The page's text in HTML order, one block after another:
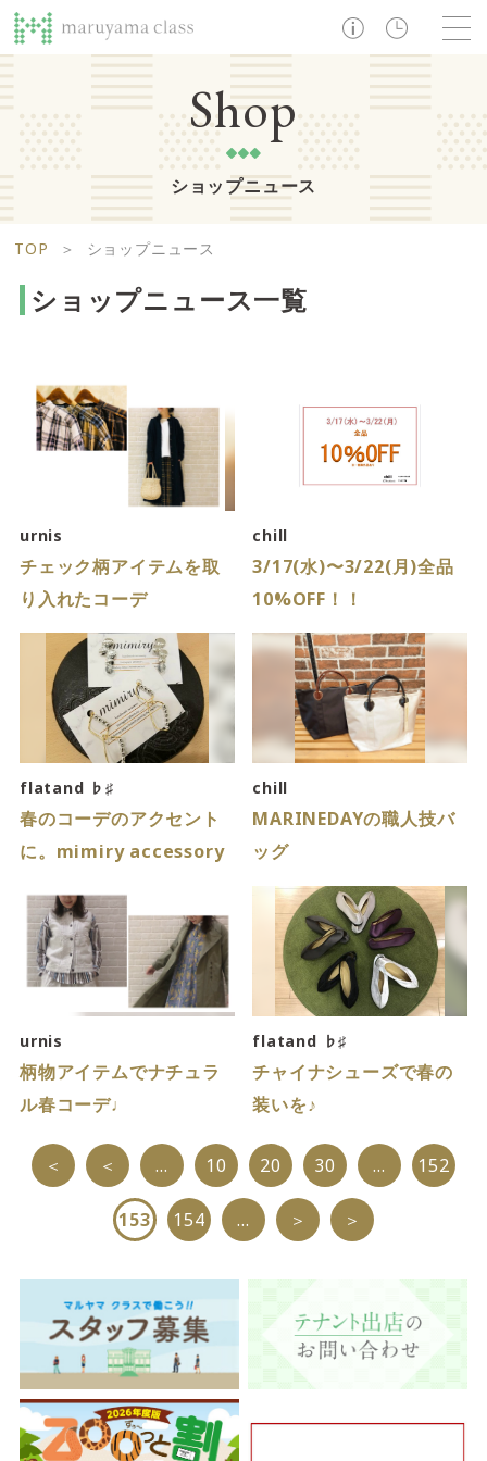
TOP
ショップ レストラン・カフェ ショップニュース
マルヤマ クラスとは
木曜の市
Zooっと割
求人情報
サイトご利用にあたって
閉じる
Life support floor
ライフサポートフロア
営業時間 10:00 ~ 20:00
1F Food boutique floor
フードブティックフロア
営業時間 10:00 ~ 20:00
※一部店舗は営業時間が異なります。
2F Fashion & Life style floor
ファッション＆ライフスタイルフロア
営業時間 10:00 ~ 20:00
3F Service & Beauty & Restaurant
floor
サービス＆ビューティー＆レストランフロア
営業時間 10:00 ~ 22:00
4F/5F Physical care floor
フィジカルケアフロア
営業時間 10:00 ~ 23:00
施設案内を見る
Shop
ショップニュース
TOP ＞ ショップニュース
ショップニュース一覧
urnis
チェック柄アイテムを取
り入れたコーデ
chill
3/17(水)〜3/22(月)全品
10%OFF！！
flatand ♭♯
春のコーデのアクセント
に。mimiry accessory
chill
MARINEDAYの職人技バ
ッグ
urnis
柄物アイテムでナチュラ
ル春コーデ♩
flatand ♭♯
チャイナシューズで春の
装いを♪
＜ ＜ ... 10 20 30 ... 152
153 154 ... ＞ ＞